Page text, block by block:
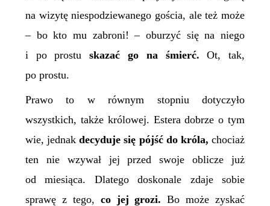
na wizytę niespodziewanego gościa, ale też może
– bo kto mu zabroni! – oburzyć się na niego
i po prostuskazać go na śmierć. Ot, tak,
po prostu.
Prawo to w równym stopniu dotyczyło
wszystkich, także królowej. Estera dobrze o tym
wie, jednakdecyduje się pójść do króla,chociaż
ten nie wzywał jej przed swoje oblicze już
od miesiąca. Dlatego doskonale zdaje sobie
sprawę z tego, co jej grozi. Bo może zyskać